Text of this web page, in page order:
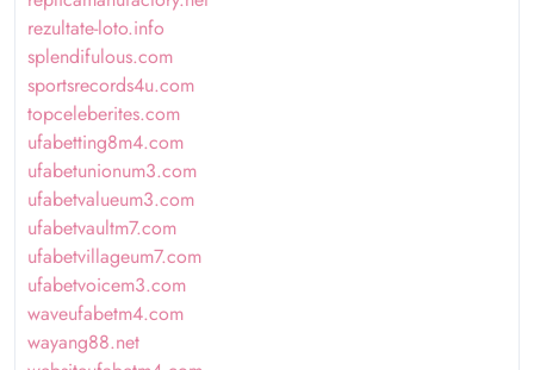
rezultate-loto.info
splendifulous.com
sportsrecords4u.com
topceleberites.com
ufabetting8m4.com
ufabetunionum3.com
ufabetvalueum3.com
ufabetvaultm7.com
ufabetvillageum7.com
ufabetvoicem3.com
waveufabetm4.com
wayang88.net